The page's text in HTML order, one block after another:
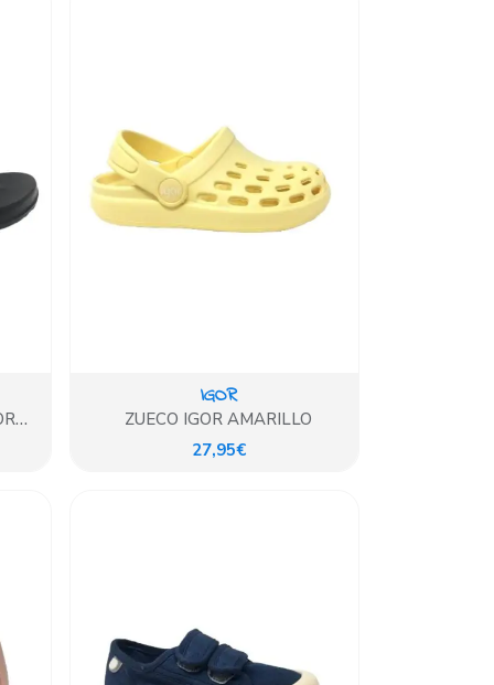
IGOR
ZUECO IGOR AMARILLO
27,95€